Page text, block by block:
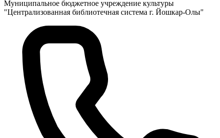
Муниципальное бюджетное учреждение культуры
"Централизованная библиотечная система г. Йошкар-Олы"